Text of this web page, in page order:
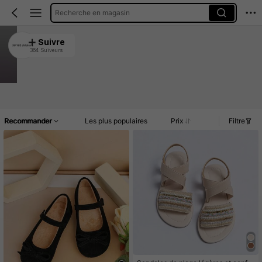
Recherche en magasin
XU YUE children's
4.96
Suivre
364 Suiveurs
Recommander Les plus populaires Prix Filtre